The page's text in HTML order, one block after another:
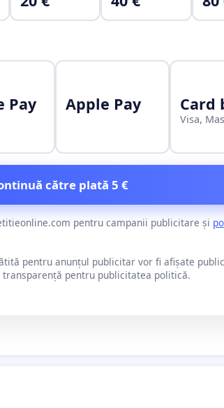
Pay Apple Pay Card
Visa,
către plată 5 €
pentru campanii publicitare și
pentru anunțul publicitar vor fi afișate
transparență pentru publicitatea politică.